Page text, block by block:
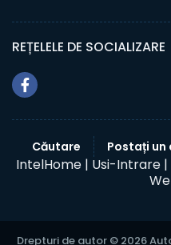
REȚELELE DE SOCIALIZARE
Căutare Postați un
IntelHome | Usi-Intrare |
Drepturi de autor © 2026